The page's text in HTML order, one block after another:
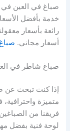
صباغ في العين في
خدمة بأفضل
رائعة بأسعار
أسعار مجاني.
صباغ شاطر في
إذا كنت تبحث عن
متميزة
فريقنا من
لوحة فنية بفضل